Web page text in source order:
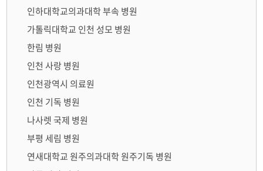
인하대학교의과대학 부속 병원
가톨릭대학교 인천 성모 병원
한림 병원
인천 사랑 병원
인천광역시 의료원
인천 기독 병원
나사렛 국제 병원
부평 세림 병원
연새대학교 원주의과대학 원주기독 병원